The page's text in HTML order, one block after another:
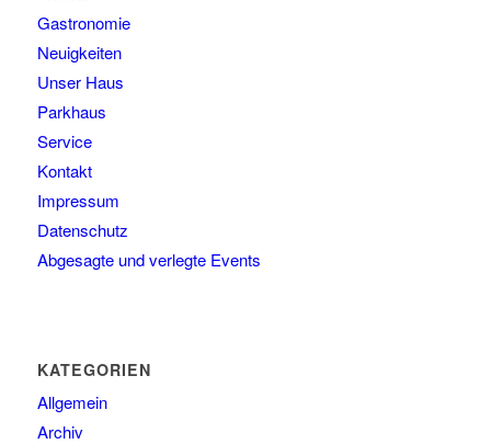
Gastronomie
Neuigkeiten
Unser Haus
Parkhaus
Service
Kontakt
Impressum
Datenschutz
Abgesagte und verlegte Events
KATEGORIEN
Allgemein
Archiv